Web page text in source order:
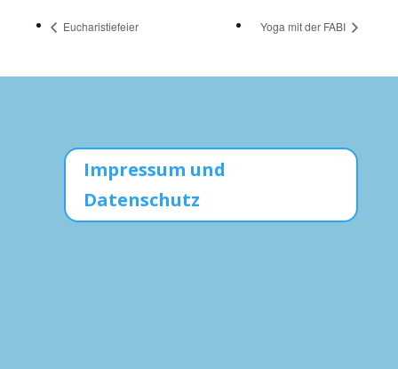
Eucharistiefeier Yoga mit der FABI
Impressum und
Datenschutz